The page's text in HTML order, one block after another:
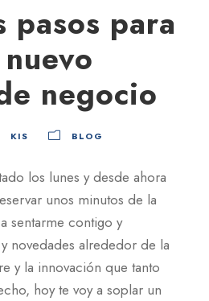
pasos para
negocio
KIS BLOG
los lunes y desde ahora
unos minutos de la
sentarme contigo y
novedades alrededor de la
y la innovación que tanto
hoy te voy a soplar un